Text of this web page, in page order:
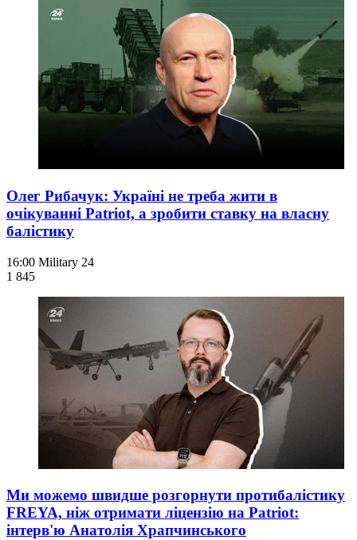
Олег Рибачук: Україні не треба жити в
очікуванні Patriot, а зробити ставку на власну
балістику
16:00 Military 24
1 845
Ми можемо швидше розгорнути протибалістику
FREYA, ніж отримати ліцензію на Patriot:
інтерв'ю Анатолія Храпчинського